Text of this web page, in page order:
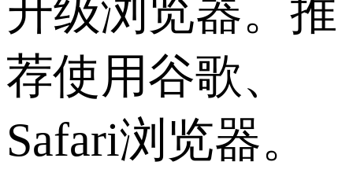
升级浏览器。推
荐使用谷歌、
Safari浏览器。